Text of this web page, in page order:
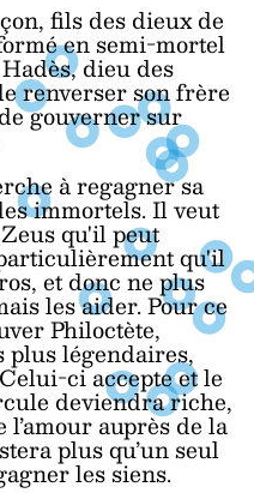
fils des dieux de
en semi-mortel
dieu des
renverser son frère
gouverner sur
à regagner sa
immortels. Il veut
qu'il peut
qu'il
et donc ne plus
les aider. Pour ce
Philoctète,
légendaires,
ci accepte et le
deviendra riche,
auprès de la
plus qu’un seul
les siens.